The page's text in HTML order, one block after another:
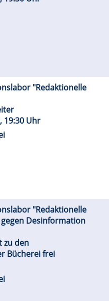
"Redaktionelle
19:30 Uhr
"Redaktionelle
Desinformation
zu den
Bücherei frei